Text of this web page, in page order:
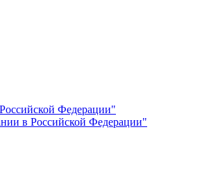
Федерации"
в Российской Федерации"